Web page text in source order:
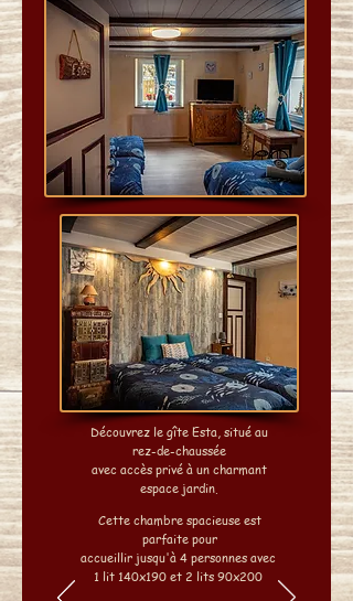
Découvrez le gîte Esta, situé au
rez-de-chaussée
avec accès privé à un charmant
espace jardin.
Cette chambre spacieuse est
parfaite pour
accueillir jusqu'à 4 personnes avec
1 lit 140x190 et 2 lits 90x200